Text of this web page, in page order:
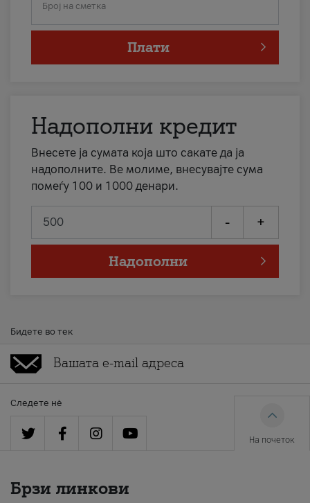
Број на сметка
Плати
Надополни кредит
Внесете ја сумата која што сакате да ја
надополните. Ве молиме, внесувајте сума
помеѓу 100 и 1000 денари.
- +
Надополни
Бидете во тек
Следете нè
На почеток
Брзи линкови